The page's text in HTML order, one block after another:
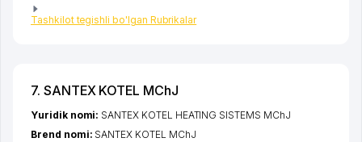
Tashkilot tegishli bo'lgan Rubrikalar
7. SANTEX KOTEL MChJ
Yuridik nomi: SANTEX KOTEL HEATING SISTEMS MChJ
Brend nomi: SANTEX KOTEL MChJ